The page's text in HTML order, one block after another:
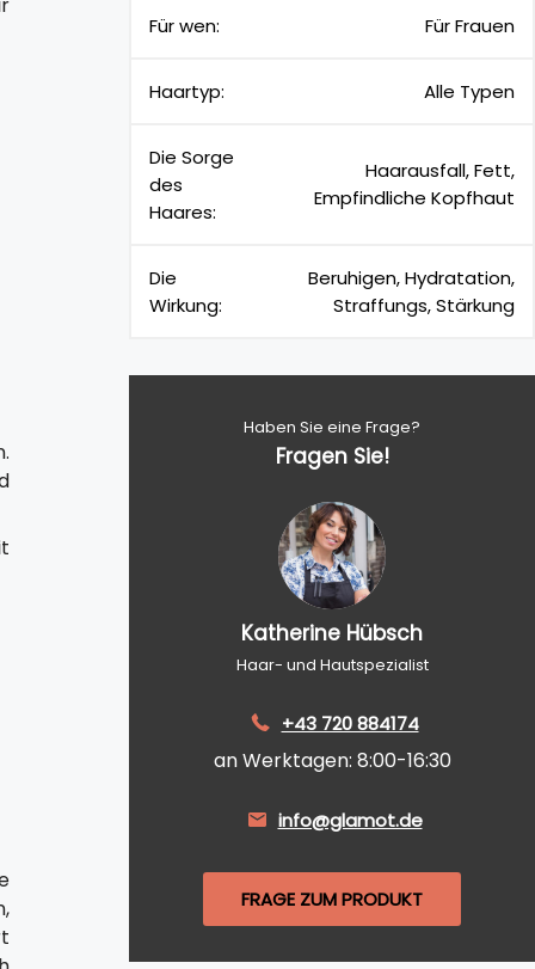
Für wen: Für Frauen
Haartyp: Alle Typen
Die Sorge
des
Haares:
Haarausfall, Fett,
Empfindliche Kopfhaut
Die
Wirkung:
Beruhigen, Hydratation,
Straffungs, Stärkung
Haben Sie eine Frage?
Fragen Sie!
Katherine Hübsch
Haar- und Hautspezialist
+43 720 884174
an Werktagen: 8:00-16:30
info@glamot.de
FRAGE ZUM PRODUKT